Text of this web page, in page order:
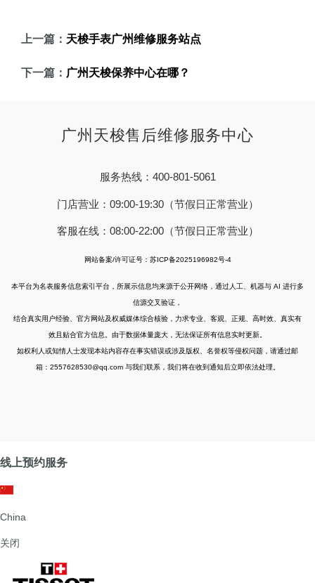
上一篇： 天梭手表广州维修服务站点
下一篇： 广州天梭保养中心在哪？
广州天梭售后维修服务中心
服务热线：400-801-5061
门店营业：09:00-19:30（节假日正常营业）
客服在线：08:00-22:00（节假日正常营业）
网站备案/许可证号：苏ICP备2025196982号-4
本平台为名表服务信息索引平台，所展示信息均来源于公开网络，通过人工、机器与 AI 进行多
信源交叉验证，
结合真实用户经验、官方网站及权威媒体综合核验，力求专业、客观、正规、高时效、真实有
效且贴合官方信息。由于数据体量庞大，无法保证所有信息实时更新。
如权利人或知情人士发现本站内容存在事实错误或涉及版权、名誉权等侵权问题，请通过邮
箱：2557628530@qq.com 与我们联系，我们将在收到通知后立即依法处理。
线上预约服务
China
关闭